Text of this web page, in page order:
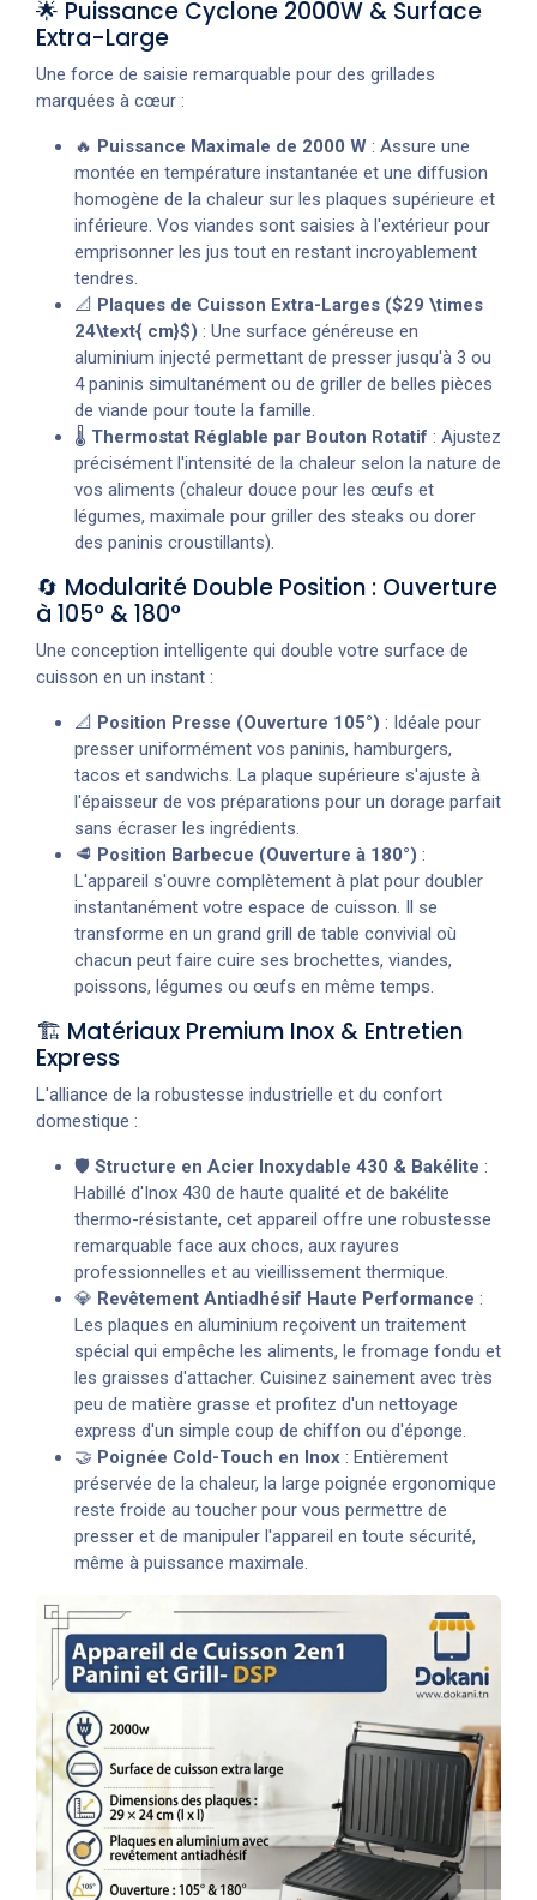
🌟 Puissance Cyclone 2000W & Surface
Extra-Large
Une force de saisie remarquable pour des grillades
marquées à cœur :
🔥 Puissance Maximale de 2000 W : Assure une
montée en température instantanée et une diffusion
homogène de la chaleur sur les plaques supérieure et
inférieure. Vos viandes sont saisies à l'extérieur pour
emprisonner les jus tout en restant incroyablement
tendres.
📐 Plaques de Cuisson Extra-Larges ($29 \times
24\text{ cm}$) : Une surface généreuse en
aluminium injecté permettant de presser jusqu'à 3 ou
4 paninis simultanément ou de griller de belles pièces
de viande pour toute la famille.
🌡️ Thermostat Réglable par Bouton Rotatif : Ajustez
précisément l'intensité de la chaleur selon la nature de
vos aliments (chaleur douce pour les œufs et
légumes, maximale pour griller des steaks ou dorer
des paninis croustillants).
🔄 Modularité Double Position : Ouverture
à 105° & 180°
Une conception intelligente qui double votre surface de
cuisson en un instant :
📐 Position Presse (Ouverture 105°) : Idéale pour
presser uniformément vos paninis, hamburgers,
tacos et sandwichs. La plaque supérieure s'ajuste à
l'épaisseur de vos préparations pour un dorage parfait
sans écraser les ingrédients.
🥩 Position Barbecue (Ouverture à 180°) :
L'appareil s'ouvre complètement à plat pour doubler
instantanément votre espace de cuisson. Il se
transforme en un grand grill de table convivial où
chacun peut faire cuire ses brochettes, viandes,
poissons, légumes ou œufs en même temps.
🏗️ Matériaux Premium Inox & Entretien
Express
L'alliance de la robustesse industrielle et du confort
domestique :
🛡️ Structure en Acier Inoxydable 430 & Bakélite :
Habillé d'Inox 430 de haute qualité et de bakélite
thermo-résistante, cet appareil offre une robustesse
remarquable face aux chocs, aux rayures
professionnelles et au vieillissement thermique.
💎 Revêtement Antiadhésif Haute Performance :
Les plaques en aluminium reçoivent un traitement
spécial qui empêche les aliments, le fromage fondu et
les graisses d'attacher. Cuisinez sainement avec très
peu de matière grasse et profitez d'un nettoyage
express d'un simple coup de chiffon ou d'éponge.
🤝 Poignée Cold-Touch en Inox : Entièrement
préservée de la chaleur, la large poignée ergonomique
reste froide au toucher pour vous permettre de
presser et de manipuler l'appareil en toute sécurité,
même à puissance maximale.